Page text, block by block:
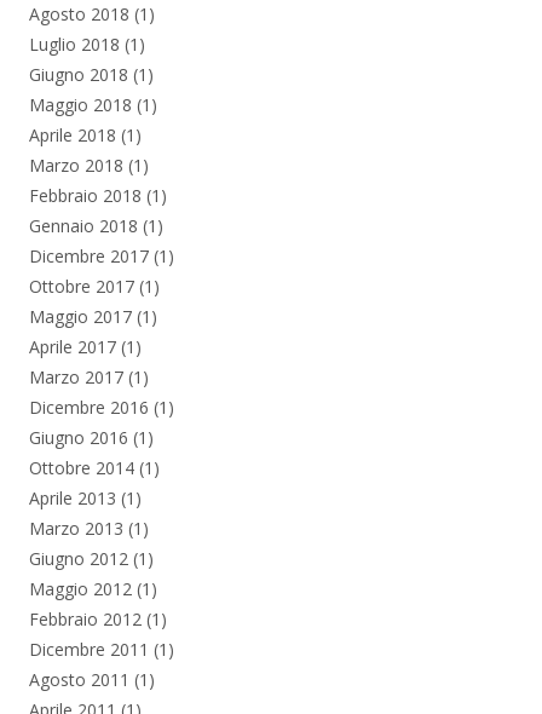
Agosto 2018 (1)
Luglio 2018 (1)
Giugno 2018 (1)
Maggio 2018 (1)
Aprile 2018 (1)
Marzo 2018 (1)
Febbraio 2018 (1)
Gennaio 2018 (1)
Dicembre 2017 (1)
Ottobre 2017 (1)
Maggio 2017 (1)
Aprile 2017 (1)
Marzo 2017 (1)
Dicembre 2016 (1)
Giugno 2016 (1)
Ottobre 2014 (1)
Aprile 2013 (1)
Marzo 2013 (1)
Giugno 2012 (1)
Maggio 2012 (1)
Febbraio 2012 (1)
Dicembre 2011 (1)
Agosto 2011 (1)